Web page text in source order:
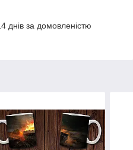
днів за домовленістю